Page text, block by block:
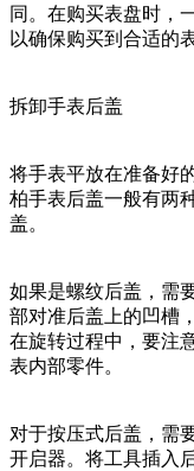
同。在购买表盘时，
以确保购买到合适的
拆卸手表后盖
将手表平放在准备好
柏手表后盖一般有两
盖。
如果是螺纹后盖，需
部对准后盖上的凹槽
在旋转过程中，要注
表内部零件。
对于按压式后盖，需
开启器。将工具插入